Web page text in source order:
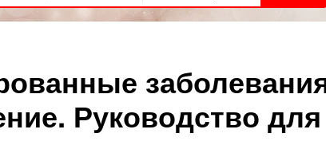
Руководство